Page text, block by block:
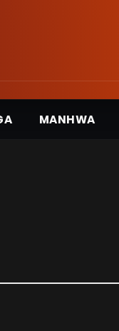
MANHWA